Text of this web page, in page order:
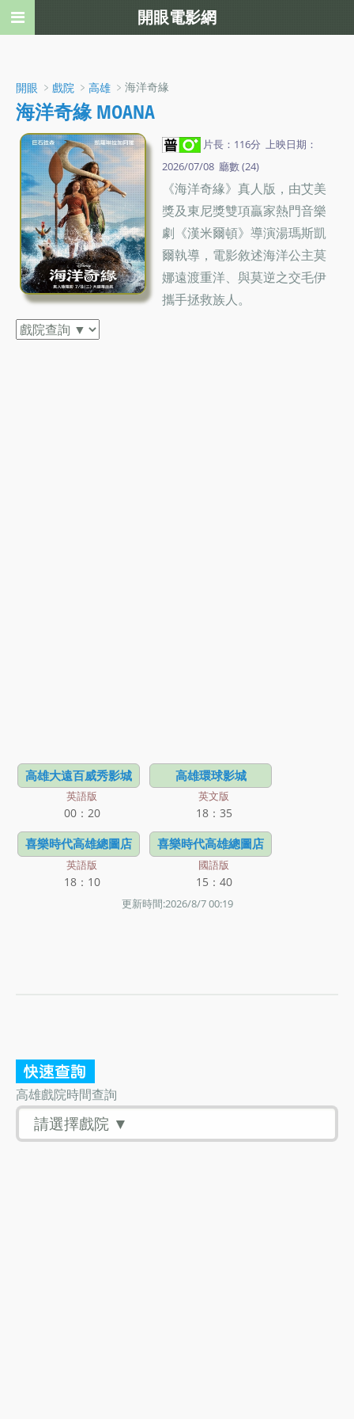
開眼 ﹥ 戲院 ﹥ 高雄 ﹥海洋奇緣
海洋奇緣 MOANA
片長：116分 上映日期：
2026/07/08 廳數 (24)
《海洋奇緣》真人版，由艾美
獎及東尼獎雙項贏家熱門音樂
劇《漢米爾頓》導演湯瑪斯凱
爾執導，電影敘述海洋公主莫
娜遠渡重洋、與莫逆之交毛伊
攜手拯救族人。
高雄大遠百威秀影城
英語版
00：20
高雄環球影城
英文版
18：35
喜樂時代高雄總圖店
英語版
18：10
喜樂時代高雄總圖店
國語版
15：40
更新時間:2026/8/7 00:19
高雄戲院時間查詢
開眼電影網